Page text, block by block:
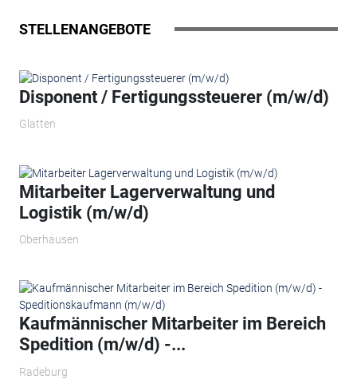
STELLENANGEBOTE
Disponent / Fertigungssteuerer (m/w/d)
Glatten
Mitarbeiter Lagerverwaltung und
Logistik (m/w/d)
Oberhausen
Kaufmännischer Mitarbeiter im Bereich
Spedition (m/w/d) -...
Radeburg